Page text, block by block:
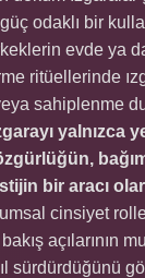
odaklı bir
evde ya
ritüellerinde
sahiplenme
yalnızca
bir aracı
cinsiyet
açılarının
sürdürdüğünü